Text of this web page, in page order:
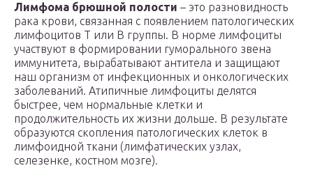
Лимфома брюшной полости – это разновидность
рака крови, связанная с появлением патологических
лимфоцитов Т или В группы. В норме лимфоциты
участвуют в формировании гуморального звена
иммунитета, вырабатывают антитела и защищают
наш организм от инфекционных и онкологических
заболеваний. Атипичные лимфоциты делятся
быстрее, чем нормальные клетки и
продолжительность их жизни дольше. В результате
образуются скопления патологических клеток в
лимфоидной ткани (лимфатических узлах,
селезенке, костном мозге).